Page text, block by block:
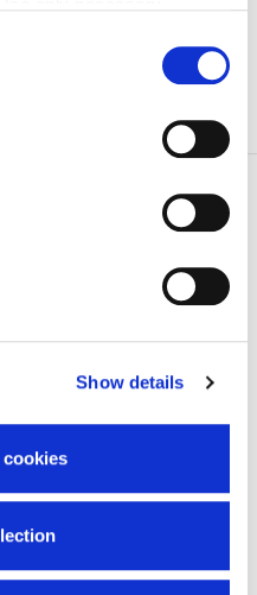
be updated at any time
Show details
SU QUESTO